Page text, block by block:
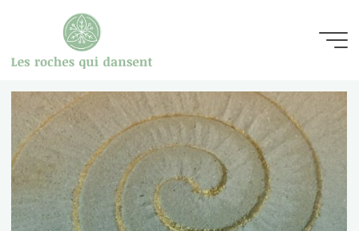
dansent
gravures
et
sculptures
sur